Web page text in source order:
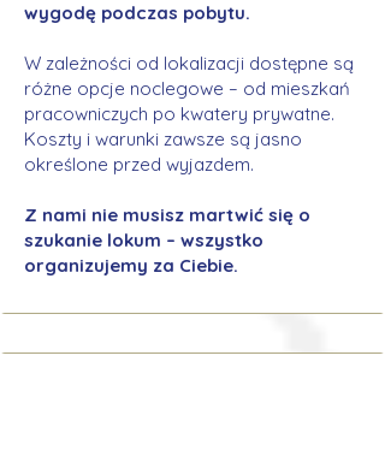
wygodę podczas pobytu.
W zależności od lokalizacji dostępne są
różne opcje noclegowe – od mieszkań
pracowniczych po kwatery prywatne.
Koszty i warunki zawsze są jasno
określone przed wyjazdem.
Z nami nie musisz martwić się o
szukanie lokum – wszystko
organizujemy za Ciebie.